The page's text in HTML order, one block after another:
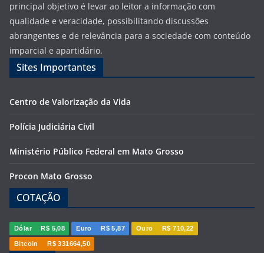
principal objetivo é levar ao leitor a informação com
qualidade e veracidade, possibilitando discussões
abrangentes e de relevância para a sociedade com conteúdo
imparcial e apartidário.
Sites Importantes
Centro de Valorização da Vida
Polícia Judiciária Civil
Ministério Público Federal em Mato Grosso
Procon Mato Grosso
COTAÇÃO
Dólar R$ 5,08 Euro R$ 5,87 Ouro R$ 710,22
Bitcoin R$ 331664,50